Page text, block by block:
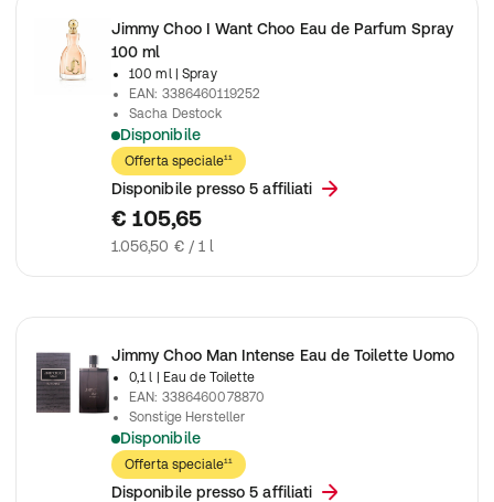
Jimmy Choo I Want Choo Eau de Parfum Spray
100 ml
100 ml
| Spray
EAN: 3386460119252
Sacha Destock
Disponibile
Parfum captivant pour femme moderne, avec des notes de
Offerta speciale¹¹
Disponibile presso 5 affiliati
€ 105,65
1.056,50 € / 1 l
Jimmy Choo Man Intense Eau de Toilette Uomo
0,1 l
| Eau de Toilette
EAN: 3386460078870
Sonstige Hersteller
Disponibile
Profumo intenso da uomo con note fresche e speziate,
Offerta speciale¹¹
Disponibile presso 5 affiliati